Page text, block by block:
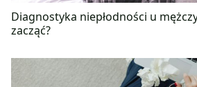
Diagnostyka niepłodności u
zacząć?